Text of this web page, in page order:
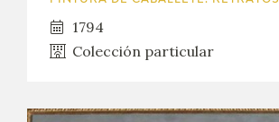
1794
Colección particular